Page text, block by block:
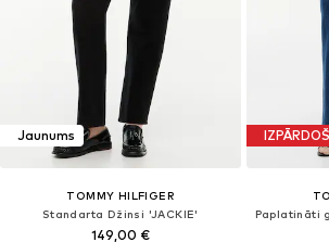
Jaunums
TOMMY HILFIGER
Standarta Džinsi 'JACKIE'
149,00 €